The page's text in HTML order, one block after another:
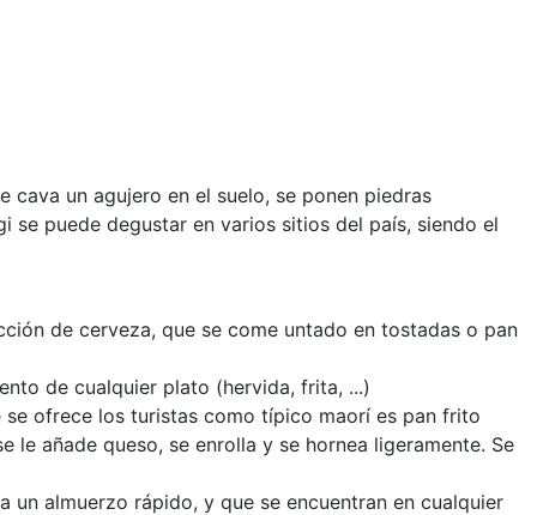
un agujero en el suelo, se ponen piedras
puede degustar en varios sitios del país, siendo el
de cerveza, que se come untado en tostadas o pan
de cualquier plato (hervida, frita, ...)
ofrece los turistas como típico maorí es pan frito
le añade queso, se enrolla y se hornea ligeramente. Se
un almuerzo rápido, y que se encuentran en cualquier